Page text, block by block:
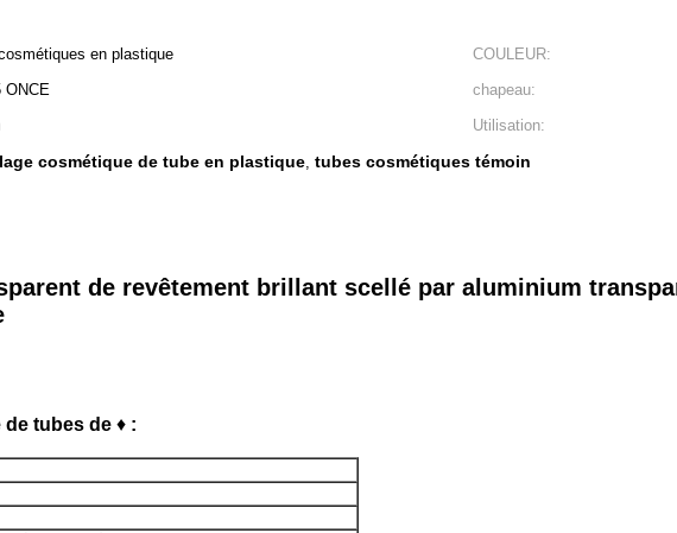
en plastique
COULEUR:
ONCE
chapeau:
Utilisation:
cosmétique de tube en plastique, tubes cosmétiques témoin
de revêtement brillant scellé par aluminium
de tubes de ♦ :